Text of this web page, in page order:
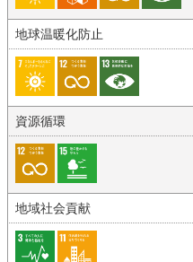
地球温暖化防止
資源循環
地域社会貢献